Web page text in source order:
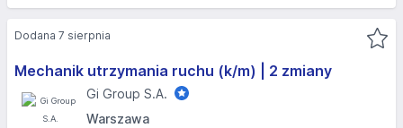
Mechanik utrzymania ruchu (k/m) | 2 zmiany
Gi Group S.A.
Warszawa
Dodana 7 sierpnia